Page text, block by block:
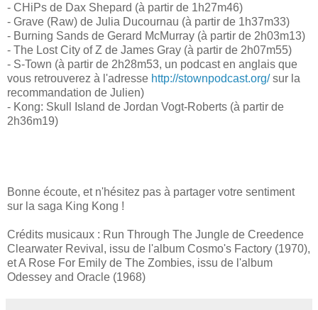
- CHiPs de Dax Shepard (à partir de 1h27m46)
- Grave (Raw) de Julia Ducournau (à partir de 1h37m33)
- Burning Sands de Gerard McMurray (à partir de 2h03m13)
- The Lost City of Z de James Gray (à partir de 2h07m55)
- S-Town (à partir de 2h28m53, un podcast en anglais que
vous retrouverez à l'adresse http://stownpodcast.org/sur la
recommandation de Julien)
- Kong: Skull Island de Jordan Vogt-Roberts (à partir de
2h36m19)
Bonne écoute, et n'hésitez pas à partager votre sentiment
sur la saga King Kong !
Crédits musicaux : Run Through The Jungle de Creedence
Clearwater Revival, issu de l'album Cosmo's Factory (1970),
et A Rose For Emily de The Zombies, issu de l'album
Odessey and Oracle (1968)